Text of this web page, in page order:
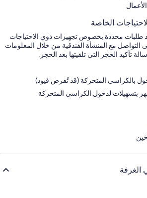
الخاصة
طلبات محددة بخصوص تجهيزات ذوي الاحتياجات
التواصل مع المنشأة الفندقية من خلال المعلومات
تأكيد الحجز التي تلقيتها بعد الحجز.
بالكراسي المتحركة (قد تُفرض قيود)
بتسهيلات لدخول الكراسي المتحركة
الغرفة